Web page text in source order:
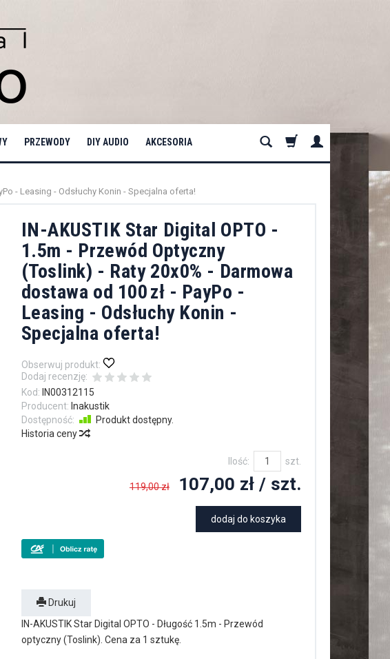
PRZEWODY DIY AUDIO AKCESORIA
- Leasing - Odsłuchy Konin - Specjalna oferta!
IN-AKUSTIK Star Digital OPTO -
1.5m - Przewód Optyczny
(Toslink) - Raty 20x0% - Darmowa
dostawa od 100 zł - PayPo -
Leasing - Odsłuchy Konin -
Specjalna oferta!
Obserwuj produkt:
Dodaj recenzję:
Kod: IN00312115
Producent: Inakustik
Dostępność:
Produkt dostępny.
Historia ceny
Ilość: szt.
119,00 zł 107,00 zł/ szt.
dodaj do koszyka
Drukuj
IN-AKUSTIK Star Digital OPTO - Długość 1.5m - Przewód
optyczny (Toslink). Cena za 1 sztukę.